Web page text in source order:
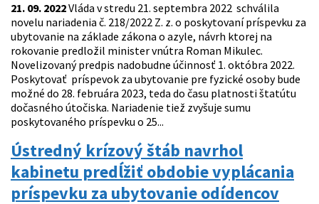
21. 09. 2022Vláda v stredu 21. septembra 2022 schválila
novelu nariadenia č. 218/2022 Z. z. o poskytovaní príspevku za
ubytovanie na základe zákona o azyle, návrh ktorej na
rokovanie predložil minister vnútra Roman Mikulec.
Novelizovaný predpis nadobudne účinnosť 1. októbra 2022.
Poskytovať príspevok za ubytovanie pre fyzické osoby bude
možné do 28. februára 2023, teda do času platnosti štatútu
dočasného útočiska. Nariadenie tiež zvyšuje sumu
poskytovaného príspevku o 25...
Ústredný krízový štáb navrhol
kabinetu predĺžiť obdobie vyplácania
príspevku za ubytovanie odídencov